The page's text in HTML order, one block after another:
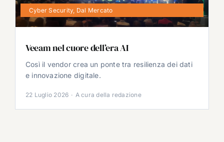
Cyber Security, Dal Mercato
Veeam nel cuore dell’era AI
Così il vendor crea un ponte tra resilienza dei dati
e innovazione digitale.
22 Luglio 2026 · A cura della redazione